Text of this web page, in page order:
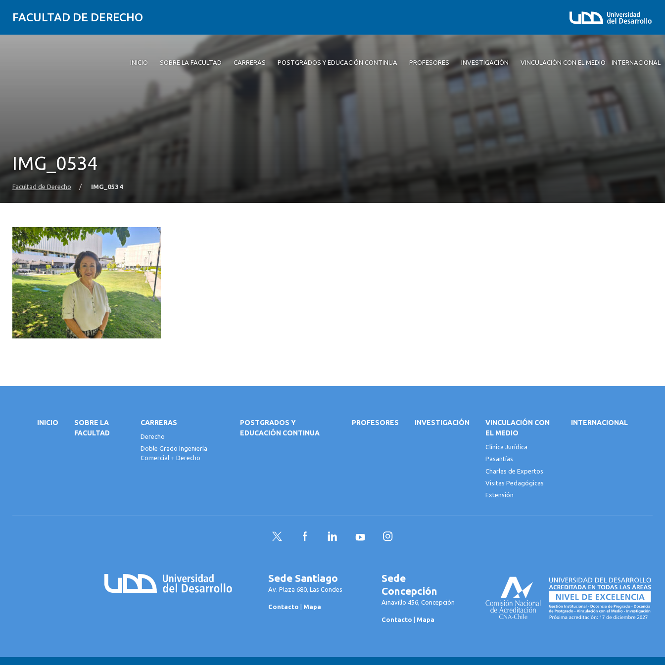
FACULTAD DE DERECHO
INICIO SOBRE LA FACULTAD CARRERAS POSTGRADOS Y EDUCACIÓN CONTINUA PROFESORES INVESTIGACIÓN VINCULACIÓN CON EL MEDIO INTERNACIONAL
IMG_0534
Facultad de Derecho / IMG_0534
INICIO
SOBRE LA
FACULTAD
CARRERAS
Derecho
Doble Grado Ingeniería
Comercial + Derecho
POSTGRADOS Y
EDUCACIÓN CONTINUA
PROFESORES INVESTIGACIÓN
VINCULACIÓN CON
EL MEDIO
Clínica Jurídica
Pasantías
Charlas de Expertos
Visitas Pedagógicas
Extensión
INTERNACIONAL
Twitter FacebookLinkedInYouTubeInstagram
Sede Santiago
Av. Plaza 680, Las Condes
Contacto | Mapa
Sede
Concepción
Ainavillo 456, Concepción
Contacto | Mapa